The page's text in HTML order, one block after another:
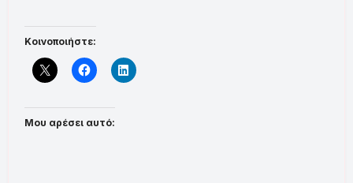
Κοινοποιήστε:
Μου αρέσει αυτό: